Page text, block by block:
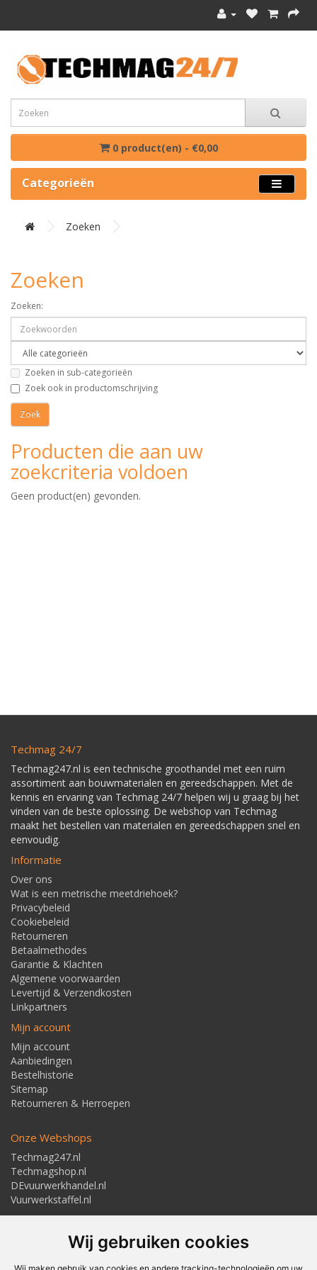
Wij gebruiken cookies
0 product(en) - €0,00
Categorieën
Zoeken
Zoeken
Zoeken:
Zoeken in sub-categorieën
Zoek ook in productomschrijving
Producten die aan uw
zoekcriteria voldoen
Geen product(en) gevonden.
Techmag 24/7
Techmag247.nl is een technische groothandel met een ruim
assortiment aan bouwmaterialen en gereedschappen. Met de
kennis en ervaring van Techmag 24/7 helpen wij u graag bij het
vinden van de beste oplossing. De webshop van Techmag
maakt het bestellen van materialen en gereedschappen snel en
eenvoudig.
Informatie
Over ons
Wat is een metrische meetdriehoek?
Privacybeleid
Cookiebeleid
Retourneren
Betaalmethodes
Garantie & Klachten
Algemene voorwaarden
Levertijd & Verzendkosten
Linkpartners
Mijn account
Mijn account
Aanbiedingen
Bestelhistorie
Sitemap
Retourneren & Herroepen
Onze Webshops
Techmag247.nl
Techmagshop.nl
DEvuurwerkhandel.nl
Vuurwerkstaffel.nl
Adresgegevens
Textielstraat 4, 7483 PB Haaksbergen
Telefoon: 053-5723224